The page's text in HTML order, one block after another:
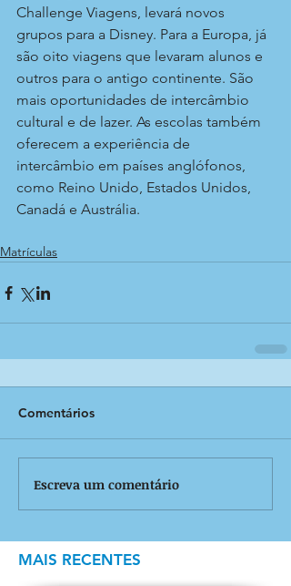
Challenge Viagens, levará novos
grupos para a Disney. Para a Europa, já
são oito viagens que levaram alunos e
outros para o antigo continente. São
mais oportunidades de intercâmbio
cultural e de lazer. As escolas também
oferecem a experiência de
intercâmbio em países anglófonos,
como Reino Unido, Estados Unidos,
Canadá e Austrália.
Matrículas
Comentários
Escreva um comentário
MAIS RECENTES